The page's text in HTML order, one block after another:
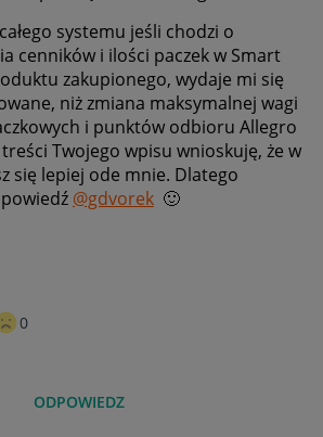
systemu jeśli chodzi o
cenników i ilości paczek w Smart
zakupionego, wydaje mi się
niż zmiana maksymalnej wagi
i punktów odbioru Allegro
Twojego wpisu wnioskuję, że w
się lepiej ode mnie. Dlatego
@gdvorek 🙂
0
ODPOWIEDZ